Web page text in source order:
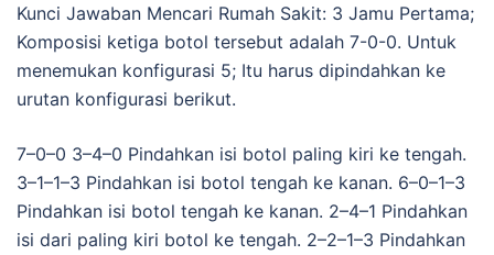
Kunci Jawaban Mencari Rumah Sakit: 3 Jamu Pertama;
Komposisi ketiga botol tersebut adalah 7-0-0. Untuk
menemukan konfigurasi 5; Itu harus dipindahkan ke
urutan konfigurasi berikut.
7–0–0 3–4–0 Pindahkan isi botol paling kiri ke tengah.
3–1–1–3 Pindahkan isi botol tengah ke kanan. 6–0–1–3
Pindahkan isi botol tengah ke kanan. 2–4–1 Pindahkan
isi dari paling kiri botol ke tengah. 2–2–1–3 Pindahkan